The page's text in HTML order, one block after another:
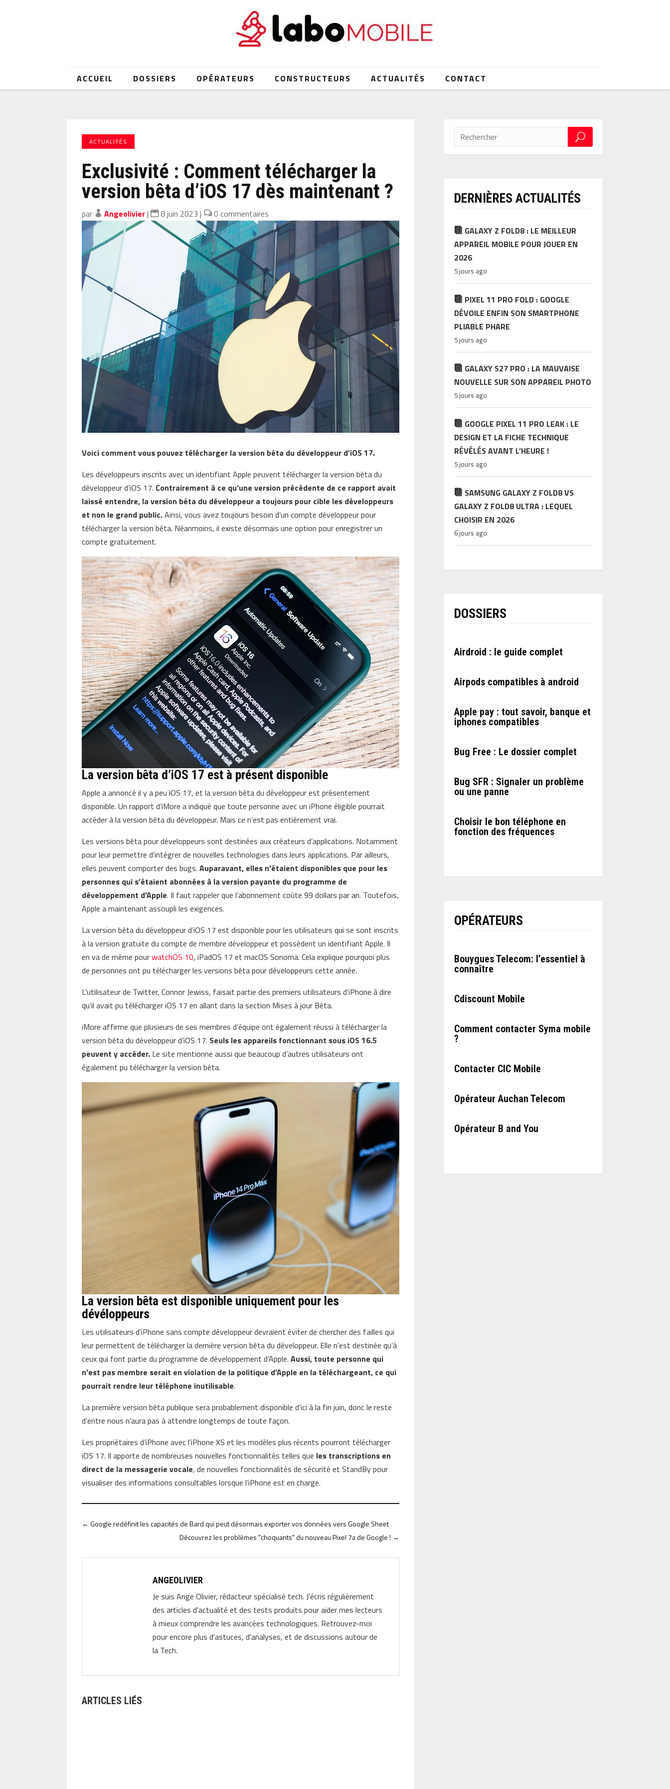
ACCUEIL DOSSIERS OPÉRATEURS CONSTRUCTEURS ACTUALITÉS CONTACT
ACTUALITÉS
Exclusivité : Comment télécharger la
version bêta d’iOS 17 dès maintenant ?
par Angeolivier| 8 juin 2023 | 0 commentaires
Voici comment vous pouvez télécharger la version bêta du développeur d’iOS 17.
Les développeurs inscrits avec un identifiant Apple peuvent télécharger la version bêta du
développeur d’iOS 17. Contrairement à ce qu’une version précédente de ce rapport avait
laissé entendre, la version bêta du développeur a toujours pour cible les développeurs
et non le grand public.Ainsi, vous avez toujours besoin d’un compte développeur pour
télécharger la version bêta. Néanmoins, il existe désormais une option pour enregistrer un
compte gratuitement.
La version bêta d’iOS 17 est à présent disponible
Apple a annoncé il y a peu iOS 17, et la version bêta du développeur est présentement
disponible. Un rapport d’iMore a indiqué que toute personne avec un iPhone éligible pourrait
accéder à la version bêta du développeur. Mais ce n’est pas entièrement vrai.
Les versions bêta pour développeurs sont destinées aux créateurs d’applications. Notamment
pour leur permettre d’intégrer de nouvelles technologies dans leurs applications. Par ailleurs,
elles peuvent comporter des bugs.Auparavant, elles n’étaient disponibles que pour les
personnes qui s’étaient abonnées à la version payante du programme de
développement d’Apple. Il faut rappeler que l’abonnement coûte 99 dollars par an. Toutefois,
Apple a maintenant assoupli les exigences.
La version bêta du développeur d’iOS 17 est disponible pour les utilisateurs qui se sont inscrits
à la version gratuite du compte de membre développeur et possèdent un identifiant Apple. Il
en va de même pourwatchOS 10, iPadOS 17 et macOS Sonoma. Cela explique pourquoi plus
de personnes ont pu télécharger les versions bêta pour développeurs cette année.
L’utilisateur de Twitter, Connor Jewiss, faisait partie des premiers utilisateurs d’iPhone à dire
qu’il avait pu télécharger iOS 17 en allant dans la section Mises à jour Bêta.
iMore affirme que plusieurs de ses membres d’équipe ont également réussi à télécharger la
version bêta du développeur d’iOS 17. Seuls les appareils fonctionnant sous iOS 16.5
peuvent y accéder. Le site mentionne aussi que beaucoup d’autres utilisateurs ont
également pu télécharger la version bêta.
La version bêta est disponible uniquement pour les
dévéloppeurs
Les utilisateurs d’iPhone sans compte développeur devraient éviter de chercher des failles qui
leur permettent de télécharger la dernière version bêta du développeur. Elle n’est destinée qu’à
ceux qui font partie du programme de développement d’Apple.Aussi, toute personne qui
n’est pas membre serait en violation de la politique d’Apple en la téléchargeant, ce qui
pourrait rendre leur téléphone inutilisable.
La première version bêta publique sera probablement disponible d’ici à la fin juin, donc le reste
d’entre nous n’aura pas à attendre longtemps de toute façon.
Les propriétaires d’iPhone avec l’iPhone XS et les modèles plus récents pourront télécharger
iOS 17. Il apporte de nombreuses nouvelles fonctionnalités telles que les transcriptions en
direct de la messagerie vocale, de nouvelles fonctionnalités de sécurité et StandBy pour
visualiser des informations consultables lorsque l’iPhone est en charge.
←Google redéfinit les capacités de Bard qui peut désormais exporter vos données vers Google Sheet
Découvrez les problèmes "choquants" du nouveau Pixel 7a de Google ! →
ANGEOLIVIER
Je suis Ange Olivier, rédacteur spécialisé tech. J'écris régulièrement
des articles d'actualité et des tests produits pour aider mes lecteurs
à mieux comprendre les avancées technologiques. Retrouvez-moi
pour encore plus d'astuces, d'analyses, et de discussions autour de
la Tech.
ARTICLES LIÉS
DERNIÈRES ACTUALITÉS
GALAXY Z FOLD8 : LE MEILLEUR
APPAREIL MOBILE POUR JOUER EN
2026
5 jours ago
PIXEL 11 PRO FOLD : GOOGLE
DÉVOILE ENFIN SON SMARTPHONE
PLIABLE PHARE
5 jours ago
GALAXY S27 PRO : LA MAUVAISE
NOUVELLE SUR SON APPAREIL PHOTO
5 jours ago
GOOGLE PIXEL 11 PRO LEAK : LE
DESIGN ET LA FICHE TECHNIQUE
RÉVÉLÉS AVANT L’HEURE !
5 jours ago
SAMSUNG GALAXY Z FOLD8 VS
GALAXY Z FOLD8 ULTRA : LEQUEL
CHOISIR EN 2026
6 jours ago
DOSSIERS
Airdroid : le guide complet
Airpods compatibles à android
Apple pay : tout savoir, banque et
iphones compatibles
Bug Free : Le dossier complet
Bug SFR : Signaler un problème
ou une panne
Choisir le bon téléphone en
fonction des fréquences
OPÉRATEURS
Bouygues Telecom: l’essentiel à
connaître
Cdiscount Mobile
Comment contacter Syma mobile
?
Contacter CIC Mobile
Opérateur Auchan Telecom
Opérateur B and You